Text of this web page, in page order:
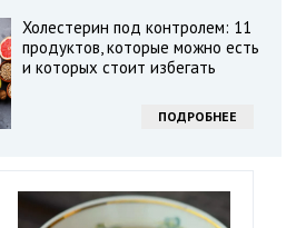
Холестерин под контролем: 11
продуктов, которые можно есть
и которых стоит избегать
ПОДРОБНЕЕ